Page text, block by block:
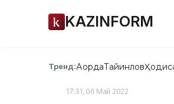
KAZINFORM
Тренд:АқордаТайинлов
17:31, 06 Май 2022